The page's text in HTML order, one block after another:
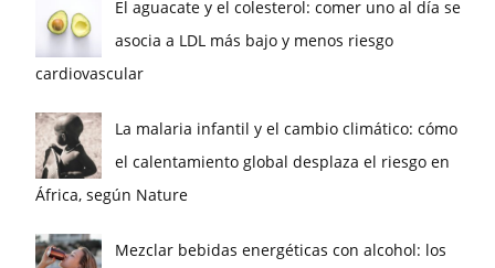
El aguacate y el colesterol: comer uno al día se
asocia a LDL más bajo y menos riesgo
cardiovascular
La malaria infantil y el cambio climático: cómo
el calentamiento global desplaza el riesgo en
África, según Nature
Mezclar bebidas energéticas con alcohol: los